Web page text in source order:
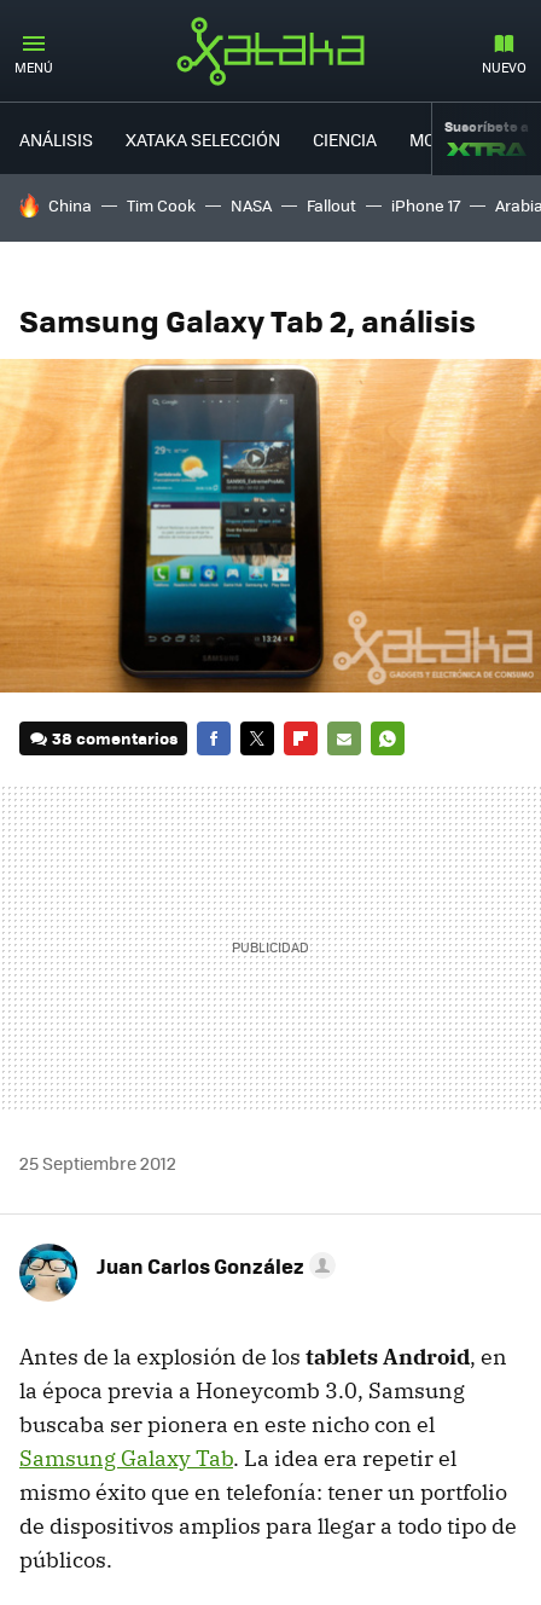
MENÚ NUEVO
ANÁLISIS XATAKA SELECCIÓN CIENCIA MOVILIDAD
Suscríbete a
HOY SE HABLA DE
China Tim Cook NASA Fallout iPhone 17
Samsung Galaxy Tab 2, análisis
38 comentarios
MAIL
25 Septiembre 2012
Juan Carlos González
Antes de la explosión de los tablets Android, en
la época previa a Honeycomb 3.0, Samsung
buscaba ser pionera en este nicho con el
Samsung Galaxy Tab. La idea era repetir el
mismo éxito que en telefonía: tener un portfolio
de dispositivos amplios para llegar a todo tipo de
públicos.